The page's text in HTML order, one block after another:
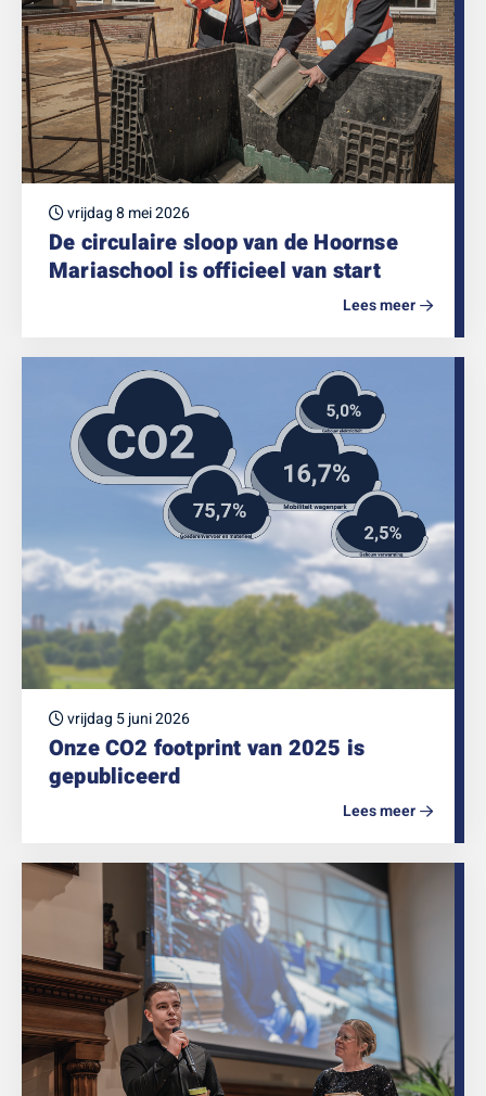
vrijdag 8 mei 2026
De circulaire sloop van de Hoornse
Mariaschool is officieel van start
Lees meer
vrijdag 5 juni 2026
Onze CO2 footprint van 2025 is
gepubliceerd
Lees meer